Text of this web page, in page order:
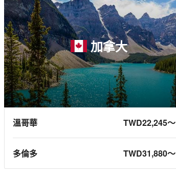
加拿大
溫哥華 TWD22,245～
多倫多 TWD31,880～